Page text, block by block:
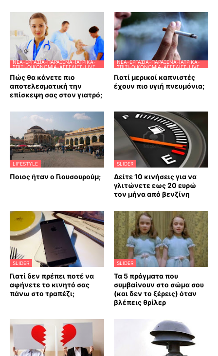
ΝΈΑ-ΕΡΓΑΣΊΑ-ΠΑΡΆΞΕΝΑ-ΙΑΤΡΙΚΆ-
ΣΠΊΤΙ-ΟΙΚΟΝΟΜΊΑ-ΑΓΓΕΛΊΕΣ-LIVE
Πώς θα κάνετε πιο
αποτελεσματική την
επίσκεψη σας στον γιατρό;
ΝΈΑ-ΕΡΓΑΣΊΑ-ΠΑΡΆΞΕΝΑ-ΙΑΤΡΙΚΆ-
ΣΠΊΤΙ-ΟΙΚΟΝΟΜΊΑ-ΑΓΓΕΛΊΕΣ-LIVE
Γιατί μερικοί καπνιστές
έχουν πιο υγιή πνευμόνια;
LIFESTYLE
Ποιος ήταν ο Γιουσουρούμ;
SLIDER
Δείτε 10 κινήσεις για να
γλιτώνετε εως 20 ευρώ
τον μήνα από βενζίνη
SLIDER
Γιατί δεν πρέπει ποτέ να
αφήνετε το κινητό σας
πάνω στο τραπέζι;
SLIDER
Τα 5 πράγματα που
συμβαίνουν στο σώμα σου
(και δεν το ξέρεις) όταν
βλέπεις θρίλερ